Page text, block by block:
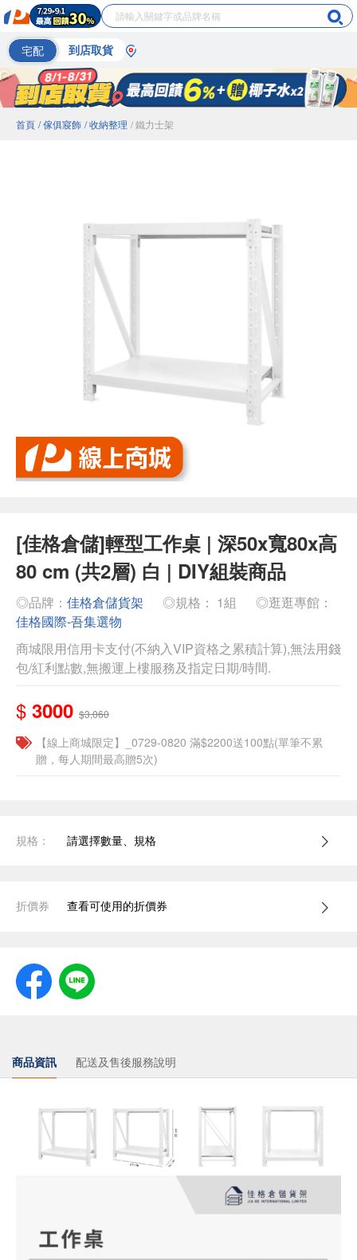
宅配 到店取貨
首頁 / 傢俱寢飾 / 收納整理 / 鐵力士架
[佳格倉儲]輕型工作桌 | 深50x寬80x高
80 cm (共2層) 白 | DIY組裝商品
◎品牌： 佳格倉儲貨架 ◎規格： 1組
◎逛逛專館：
佳格國際-吾集選物
商城限用信用卡支付(不納入VIP資格之累積計算),無法用錢
包/紅利點數,無搬運上樓服務及指定日期/時間.
$ 3000 $3,060
【線上商城限定】_0729-0820 滿$2200送100點(單筆不累
贈，每人期間最高贈5次)
規格： 請選擇數量、規格
折價券 查看可使用的折價券
商品資訊 配送及售後服務說明